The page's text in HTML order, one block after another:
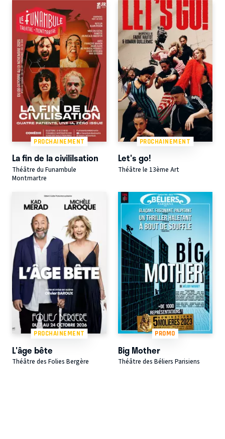
PROCHAINEMENT
La fin de la civililsation
Théâtre du Funambule
Montmartre
PROCHAINEMENT
Let's go!
Théâtre le 13ème Art
PROCHAINEMENT
L'âge bête
Théâtre des Folies Bergère
PROMO
Big Mother
Théâtre des Béliers Parisiens